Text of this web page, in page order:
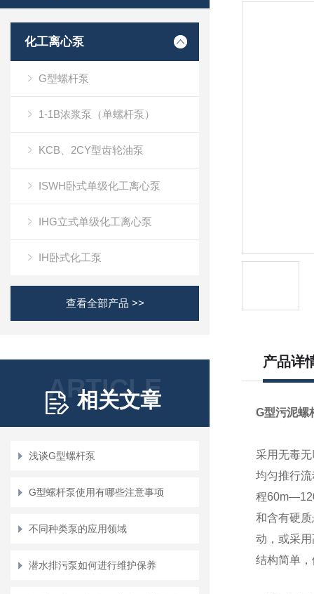
化工离心泵
G型螺杆泵
1-1B浓浆泵（单螺杆泵）
KCB、2CY型齿轮油泵
ISWH卧式单级化工离心泵
IHG立式单级化工离心泵
IH卧式化工泵
查看全部产品 >>
ARTICLE
相关文章
浅谈G型螺杆泵
G型螺杆泵使用有哪些注意事项
不同种类泵的应用领域
潜水排污泵如何进行维护保养
产品详
G型污泥螺
采用无毒
均匀推行
程
和含有硬
动，或采
结构简单